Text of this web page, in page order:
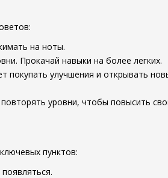
на ноты.
Прокачай навыки на более легких.
покупать улучшения и открывать
уровни, чтобы повысить
пунктов: